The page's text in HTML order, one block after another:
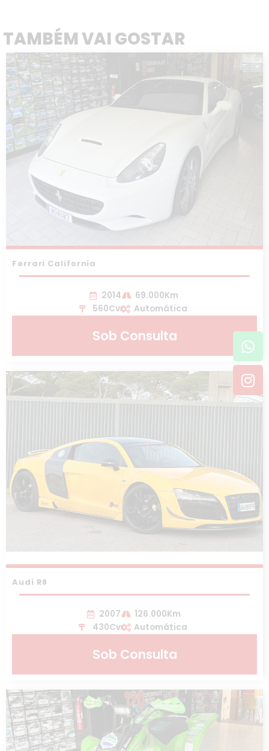
TAMBÉM VAI GOSTAR
Ferrari California
2014
69.000Km
560Cv
Automática
Sob Consulta
Audi R8
2007
126.000Km
430Cv
Automática
Sob Consulta